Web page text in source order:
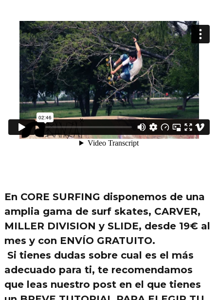
En CORE SURFING disponemos de una
amplia gama de surf skates, CARVER,
MILLER DIVISION y SLIDE, desde 19€ al
mes y con ENVÍO GRATUITO.
Si tienes dudas sobre cual es el más
adecuado para ti, te recomendamos
que leas nuestro post en el que tienes